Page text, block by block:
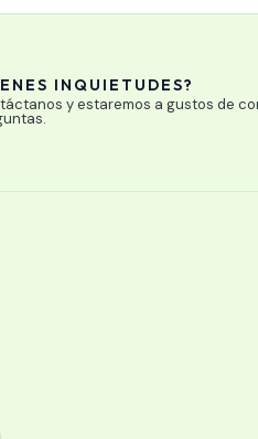
INQUIETUDES?
y estaremos a gustos de